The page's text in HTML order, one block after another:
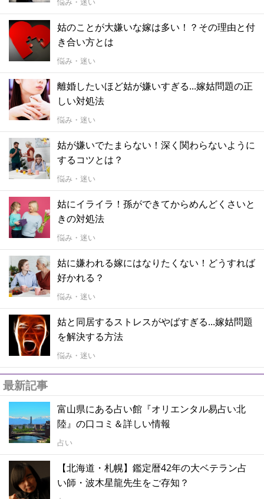
姑のことが大嫌いな嫁は多い！？その理由と付
き合い方とは
悩み・迷い
離婚したいほど姑が嫌いすぎる...嫁姑問題の正
しい対処法
悩み・迷い
姑が嫌いでたまらない！深く関わらないように
するコツとは？
悩み・迷い
姑にイライラ！孫ができてからめんどくさいと
きの対処法
悩み・迷い
姑に嫌われる嫁にはなりたくない！どうすれば
好かれる？
悩み・迷い
姑と同居するストレスがやばすぎる...嫁姑問題
を解決する方法
悩み・迷い
最新記事
富山県にある占い館『オリエンタル易占い北
陸』の口コミ＆詳しい情報
占い
【北海道・札幌】鑑定暦42年の大ベテラン占
い師・波木星龍先生をご存知？